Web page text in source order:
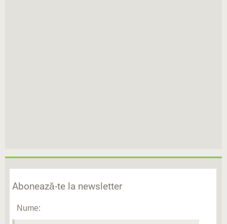
Abonează-te la newsletter
Nume: